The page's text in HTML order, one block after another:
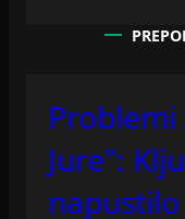
Problemi
Jure":